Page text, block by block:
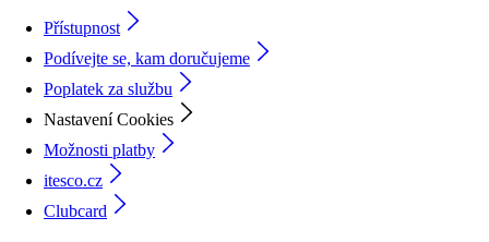
Přístupnost
Podívejte se, kam doručujeme
Poplatek za službu
Nastavení Cookies
Možnosti platby
itesco.cz
Clubcard